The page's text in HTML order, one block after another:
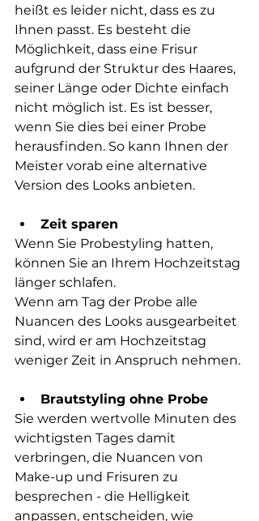
heißt es leider nicht, dass es zu
Ihnen passt. Es besteht die
Möglichkeit, dass eine Frisur
aufgrund der Struktur des Haares,
seiner Länge oder Dichte einfach
nicht möglich ist. Es ist besser,
wenn Sie dies bei einer Probe
herausfinden. So kann Ihnen der
Meister vorab eine alternative
Version des Looks anbieten.
Zeit sparen
Wenn Sie Probestyling hatten,
können Sie an Ihrem Hochzeitstag
länger schlafen.
Wenn am Tag der Probe alle
Nuancen des Looks ausgearbeitet
sind, wird er am Hochzeitstag
weniger Zeit in Anspruch nehmen.
Brautstyling ohne Probe
Sie werden wertvolle Minuten des
wichtigsten Tages damit
verbringen, die Nuancen von
Make-up und Frisuren zu
besprechen - die Helligkeit
anpassen, entscheiden, wie